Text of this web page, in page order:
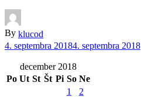
By klucod
4. septembra 20184. septembra 2018
december 2018
Po Ut St Št Pi So Ne
1
2